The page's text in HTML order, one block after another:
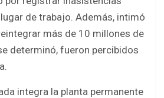
de trabajo. Además, intimó
más de 10 millones de
determinó, fueron percibidos
integra la planta permanente